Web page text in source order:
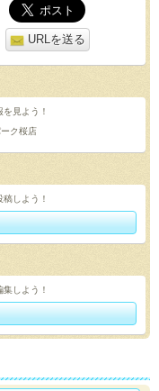
URLを送る
見よう！
しよう！
しよう！